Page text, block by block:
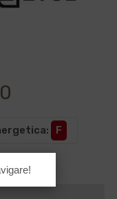
: F